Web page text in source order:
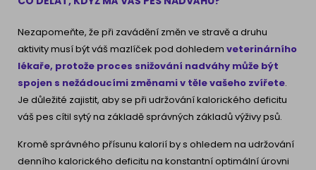
Nezapomeňte, že při zavádění změn ve stravě a druhu
aktivity musí být váš mazlíček pod dohledem veterinárního
lékaře, protože proces snižování nadváhy může být
spojen s nežádoucími změnami v těle vašeho zvířete.
Je důležité zajistit, aby se při udržování kalorického deficitu
váš pes cítil sytý na základě správných základů výživy psů.
Kromě správného přísunu kalorií by s ohledem na udržování
denního kalorického deficitu na konstantní optimální úrovni